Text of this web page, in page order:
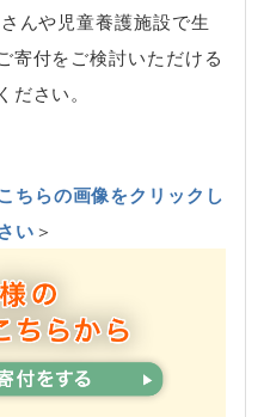
んや児童養護施設で生
寄付をご検討いただける
さい。
ちらの画像をクリックし
い＞